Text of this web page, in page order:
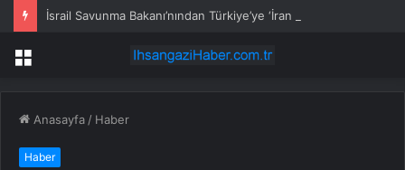
Menü
Anasayfa / Haber
Haber